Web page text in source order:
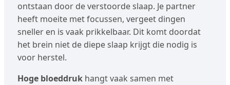
ontstaan door de verstoorde slaap. Je partner
heeft moeite met focussen, vergeet dingen
sneller en is vaak prikkelbaar. Dit komt doordat
het brein niet de diepe slaap krijgt die nodig is
voor herstel.
Hoge bloeddrukhangt vaak samen met